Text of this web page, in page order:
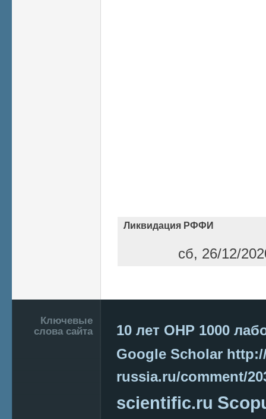
Ликвидация РФФИ
сб, 26/12/
Подвал
Ключевые
слова сайта
10 лет ОНР 1000
Google Scholar
russia.ru/comment/
scientific.ru